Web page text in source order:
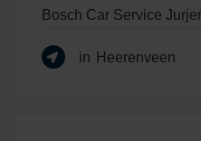
Bosch Car Service
in Heerenveen